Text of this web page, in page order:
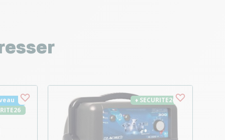
♦ SECURITE26